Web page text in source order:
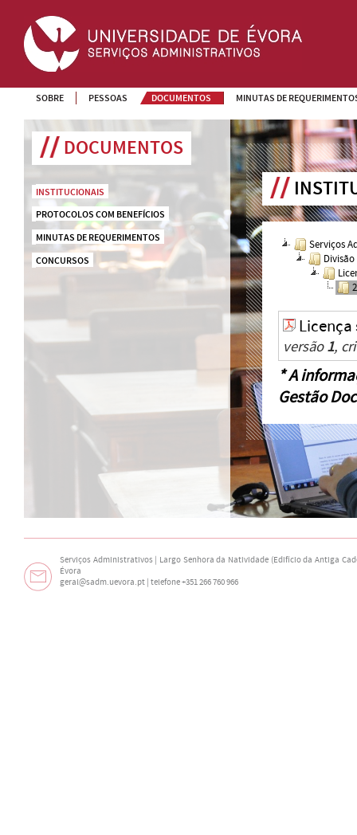
SOBRE PESSOAS DOCUMENTOS MINUTAS DE
DOCUMENTOS
INSTITUCIONAIS
PROTOCOLOS COM BENEFÍCIOS
MINUTAS DE REQUERIMENTOS
CONCURSOS
Serviços
versão1,
* A
Gestão
Serviços Administrativos | Largo Senhora da Natividade (Edifício da Antiga
Évora
geral@sadm.uevora.pt | telefone +351 266 760 966